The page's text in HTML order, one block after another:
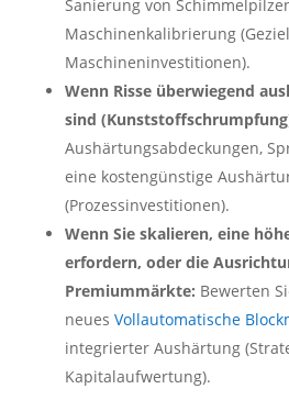
Sanierung von
Maschinenkalibrierung
Maschineninvestitionen).
Wenn Risse überwiegend
sind
Aushärtungsabdeckungen,
eine kostengünstige
(Prozessinvestitionen).
Wenn Sie skalieren, eine
erfordern, oder die
Premiummärkte: Bewerten
neues Vollautomatische
integrierter Aushärtung
Kapitalaufwertung).